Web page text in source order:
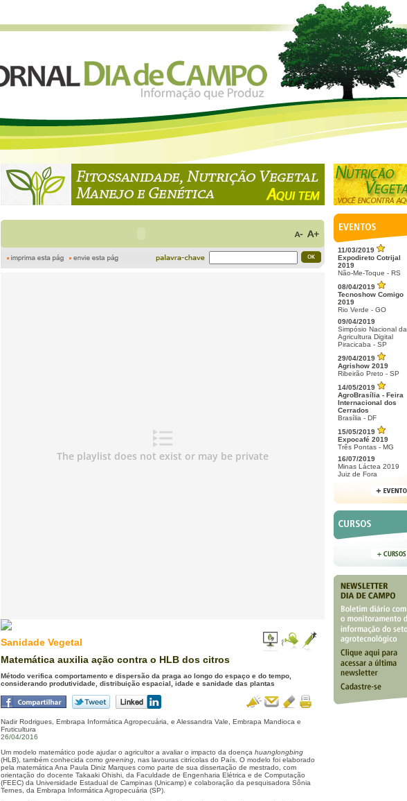
Sanidade Vegetal
Matemática auxilia ação contra o HLB dos citros
Método verifica comportamento e dispersão da praga ao longo do espaço e do tempo,
considerando produtividade, distribuição espacial, idade e sanidade das plantas
Nadir Rodrigues, Embrapa Informática Agropecuária, e Alessandra Vale, Embrapa Mandioca e
Fruticultura
26/04/2016
Um modelo matemático pode ajudar o agricultor a avaliar o impacto da doença huanglongbing
(HLB), também conhecida como greening , nas lavouras citrícolas do País. O modelo foi elaborado
pela matemática Ana Paula Diniz Marques como parte de sua dissertação de mestrado, com
orientação do docente Takaaki Ohishi, da Faculdade de Engenharia Elétrica e de Computação
(FEEC) da Universidade Estadual de Campinas (Unicamp) e colaboração da pesquisadora Sônia
Ternes, da Embrapa Informática Agropecuária (SP).
11/03/2019
Expodireto Cotrijal
2019
Não-Me-Toque - RS
08/04/2019
Tecnoshow Comigo
2019
Rio Verde - GO
09/04/2019
Simpósio Nacional da
Agricultura Digital
Piracicaba - SP
29/04/2019
Agrishow 2019
Ribeirão Preto - SP
14/05/2019
AgroBrasília - Feira
Internacional dos
Cerrados
Brasília - DF
15/05/2019
Expocafé 2019
Três Pontas - MG
16/07/2019
Minas Láctea 2019
Juiz de Fora